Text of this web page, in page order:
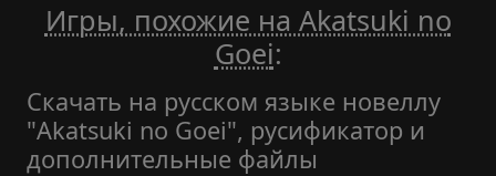
Игры, похожие на Akatsuki no
Goei:
Скачать на русском языке новеллу
"Akatsuki no Goei", русификатор и
дополнительные файлы